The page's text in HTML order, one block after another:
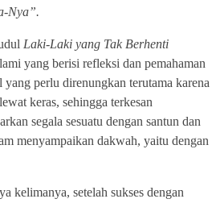
Nya”.
Laki-Laki yang Tak Berhenti
yang berisi refleksi dan pemahaman
yang perlu direnungkan terutama karena
keras, sehingga terkesan
segala sesuatu dengan santun dan
menyampaikan dakwah, yaitu dengan
kelimanya, setelah sukses dengan